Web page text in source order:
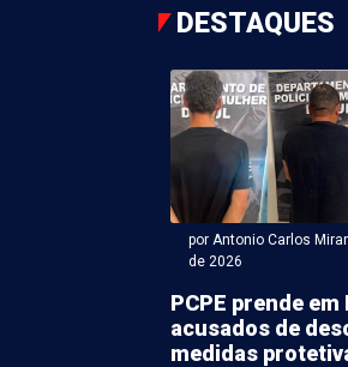
DESTAQUES
por Antonio Carlos
de 2026
PCPE prende
acusados de
medidas